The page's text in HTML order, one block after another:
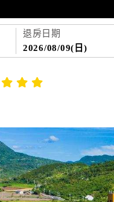
退房日期
2026/08/09(日)